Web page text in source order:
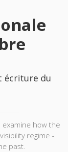
écriture du
how the
regime -
past.